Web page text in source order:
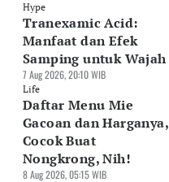
Hype
Tranexamic Acid:
Manfaat dan Efek
Samping untuk Wajah
7 Aug 2026, 20:10 WIB
Life
Daftar Menu Mie
Gacoan dan Harganya,
Cocok Buat
Nongkrong, Nih!
8 Aug 2026, 05:15 WIB